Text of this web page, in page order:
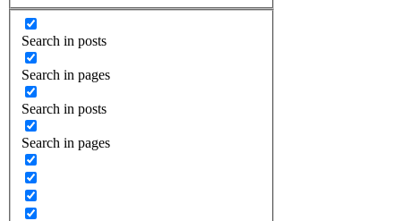
Search in posts
Search in pages
Search in posts
Search in pages